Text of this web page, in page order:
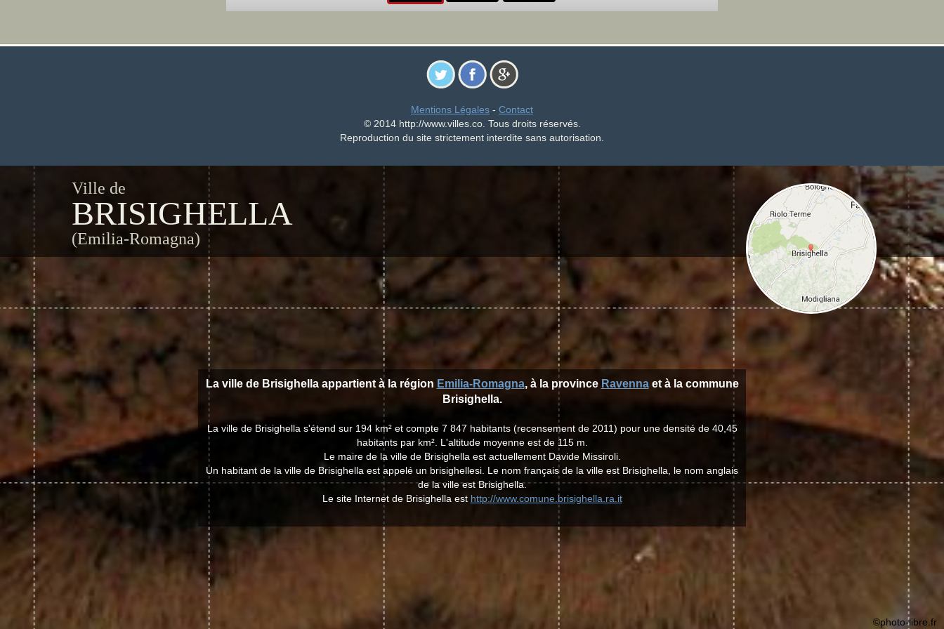
Mentions Légales - Contact
© 2014 http://www.villes.co. Tous droits réservés.
Reproduction du site strictement interdite sans autorisation.
Ville de
BRISIGHELLA
(Emilia-Romagna)
La ville de Brisighella appartient à la région Emilia-Romagna, à la province Ravennaet à la commune
Brisighella.
La ville de Brisighella s'étend sur 194 km² et compte 7 847 habitants (recensement de 2011) pour une densité de 40,45
habitants par km². L'altitude moyenne est de 115 m.
Le maire de la ville de Brisighella est actuellement Davide Missiroli.
Un habitant de la ville de Brisighella est appelé un brisighellesi. Le nom français de la ville est Brisighella, le nom anglais
de la ville est Brisighella.
Le site Internet de Brisighella est http://www.comune.brisighella.ra.it
©photo-libre.fr